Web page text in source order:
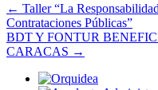
← Taller “La
Contrataciones Públicas”
BDT Y FONTUR
CARACAS →